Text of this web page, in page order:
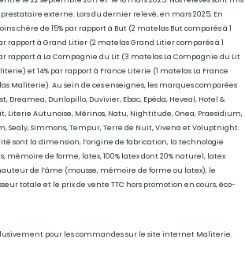
externe. Lors du dernier relevé, en mars 2025, En
chère de 15% par rapport à But (2 matelas But comparés à 1
rapport à Grand Litier (2 matelas Grand Litier comparés à 1
rapport à La Compagnie du Lit (3 matelas La Compagnie du Lit
et 14% par rapport à France Literie (1 matelas La France
Maliterie). Au sein de ces enseignes, les marques comparées
Dreamea, Dunlopillo, Duvivier, Ebac, Epéda, Heveal, Hotel &
Literie Autunoise, Mérinos, Natu, Nightitude, Onea, Praesidium,
Sealy, Simmons, Tempur, Terre de Nuit, Vivena et Voluptnight.
sont la dimension, l’origine de fabrication, la technologie
mémoire de forme, latex, 100% latex dont 20% naturel, latex
de l’âme (mousse, mémoire de forme ou latex), le
totale et le prix de vente TTC hors promotion en cours, éco-
pour les commandes sur le site internet Maliterie.